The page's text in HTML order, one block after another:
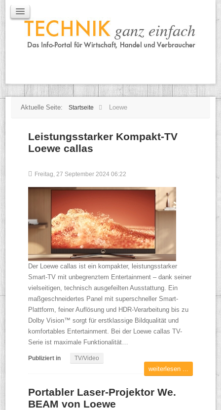
Mobile
IT
TK
Aktuelle Seite: Startseite Loewe
Leistungsstarker Kompakt-TV
Loewe callas
Freitag, 27 September 2024 06:22
Der Loewe callas ist ein kompakter, leistungsstarker
Smart-TV mit unbegrenztem Entertainment – dank seiner
vielseitigen, technisch ausgefeilten Ausstattung. Ein
maßgeschneidertes Panel mit superschneller Smart-
Plattform, feiner Auflösung und HDR-Verarbeitung bis zu
Dolby Vision™ sorgt für erstklassige Bildqualität und
komfortables Entertainment. Bei der Loewe callas TV-
Serie ist maximale Funktionalität…
Publiziert in TV/Video
weiterlesen ...
Portabler Laser-Projektor We.
BEAM von Loewe